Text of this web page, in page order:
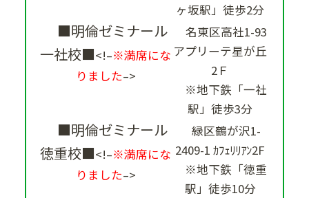
ヶ坂駅」徒歩2分
■明倫ゼミナール
一社校■<!–※満席にな
りました–>
名東区高社1-93
アプリーテ星が丘
2Ｆ
※地下鉄「一社
駅」徒歩3分
■明倫ゼミナール
徳重校■<!–※満席にな
りました–>
緑区鶴が沢1-
2409-1 ｶﾌｪﾘﾘｱﾝ2F
※地下鉄「徳重
駅」徒歩10分